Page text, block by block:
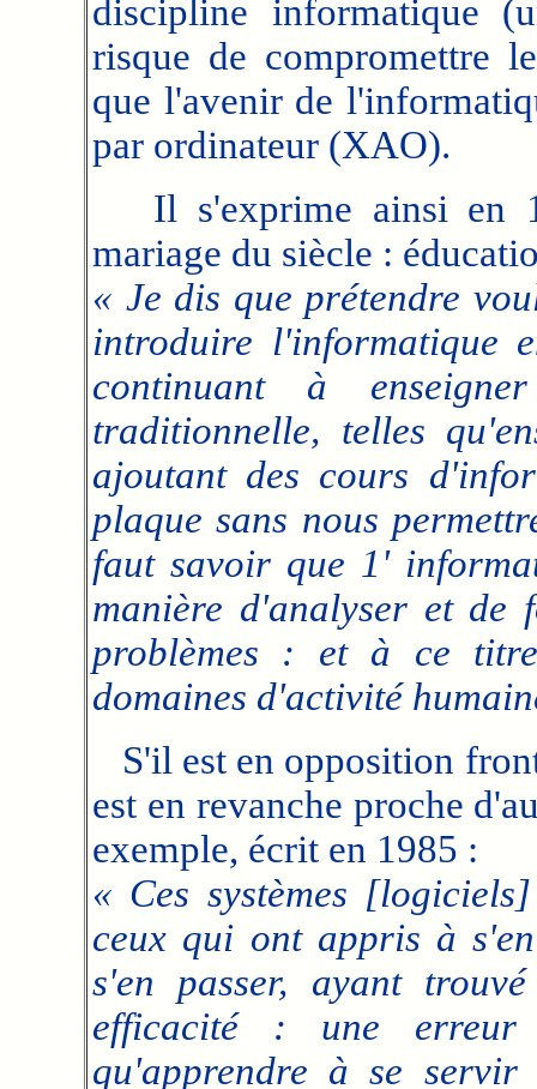
discipline informatique
risque de compromettre
que l'avenir de
par ordinateur (XAO).
Il s'exprime ainsi en
mariage du siècle :
« Je dis que prétendre
introduire l'informatique
continuant à
traditionnelle, telles
ajoutant des cours
plaque sans nous
faut savoir que 1'
manière d'analyser et de
problèmes : et à ce
domaines d'activité
S'il est en opposition
est en revanche proche
exemple, écrit en 1985 :
« Ces systèmes
ceux qui ont appris à
s'en passer, ayant
efficacité : une
qu'apprendre à se